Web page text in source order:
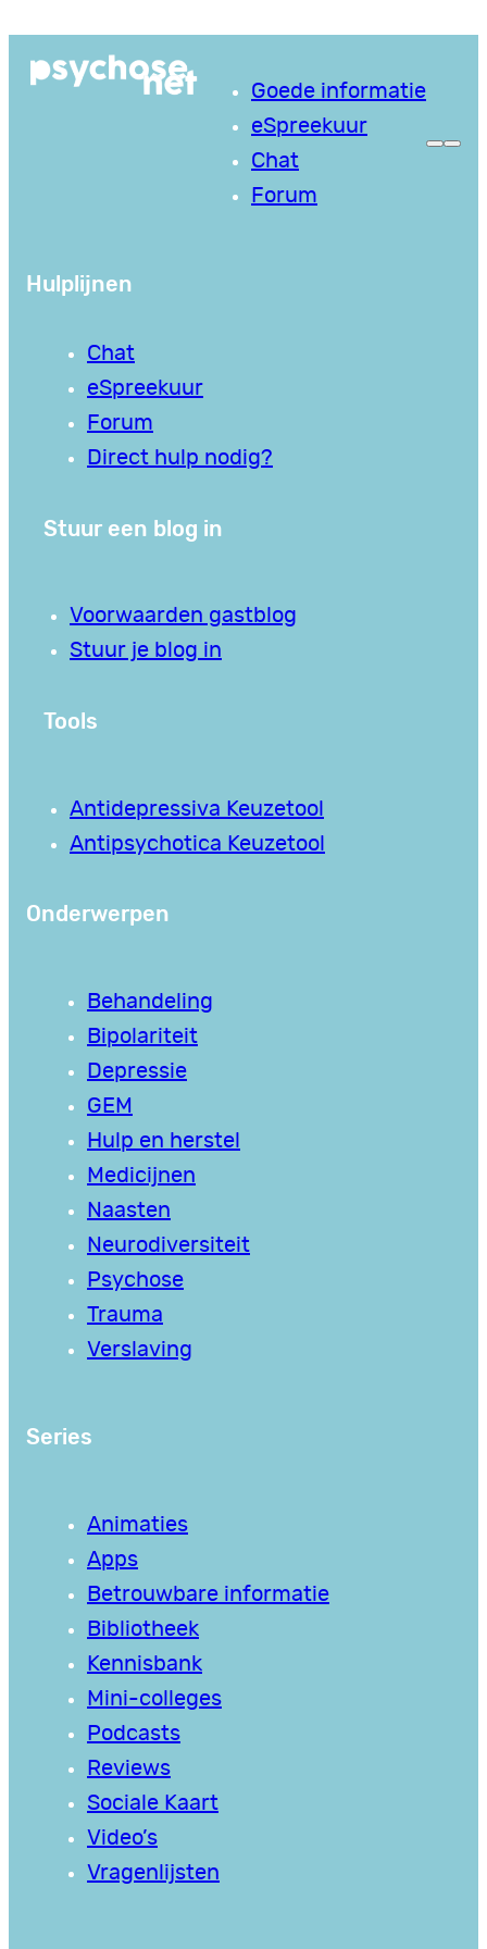
naar
Goede informatie
eSpreekuur
Chat
Forum
Hulplijnen
Chat
eSpreekuur
Forum
Direct hulp nodig?
Stuur een blog in
Voorwaarden gastblog
Stuur je blog in
Tools
Antidepressiva Keuzetool
Antipsychotica Keuzetool
Onderwerpen
Behandeling
Bipolariteit
Depressie
GEM
Hulp en herstel
Medicijnen
Naasten
Neurodiversiteit
Psychose
Trauma
Verslaving
Series
Animaties
Apps
Betrouwbare informatie
Bibliotheek
Kennisbank
Mini-colleges
Podcasts
Reviews
Sociale Kaart
Video’s
Vragenlijsten